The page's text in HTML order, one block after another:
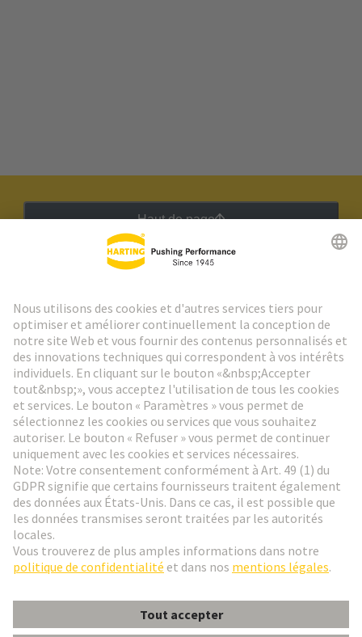
Haut de page
Aller à l'inscription
Social Media
Belgique Français
© HARTING Technology Group